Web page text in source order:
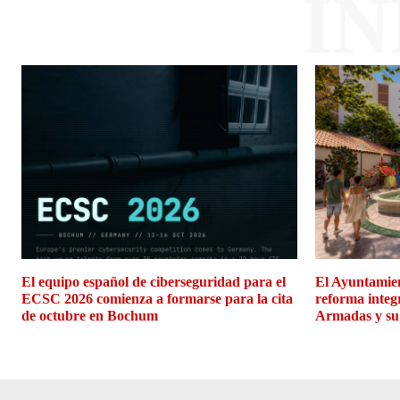
El equipo español de ciberseguridad para el
ECSC 2026 comienza a formarse para la cita
de octubre en Bochum
El
reforma
Armadas y